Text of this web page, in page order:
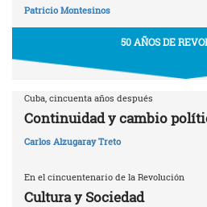
Patricio Montesinos
50 AÑOS DE
Cuba, cincuenta años después
Continuidad y cambio
Carlos Alzugaray Treto
En el cincuentenario de la Revolución
Cultura y Sociedad